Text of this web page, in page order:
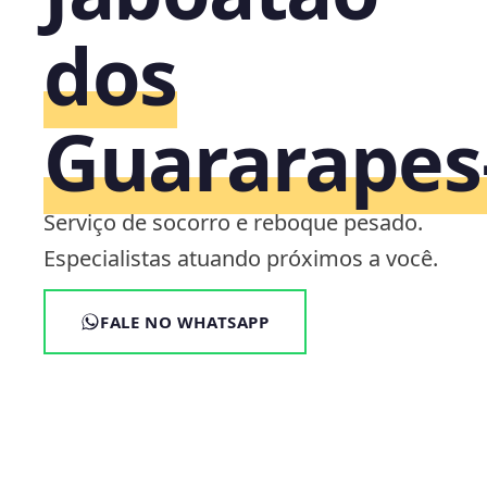
dos
Serviço de socorro e reboque pesado.
Especialistas atuando próximos a você.
FALE NO WHATSAPP